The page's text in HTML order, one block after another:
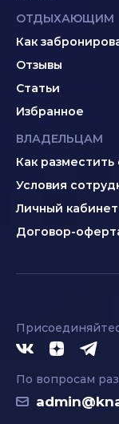
ОТДЫХАЮЩИМ
Как
Отзывы
Статьи
Избранное
ВЛАДЕЛЬЦАМ
Как разместить
Условия
Личный кабинет
Договор-
По вопросам